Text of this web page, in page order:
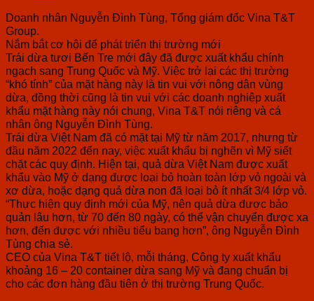
Doanh nhân Nguyễn Đình Tùng, Tổng giám đốc Vina T&T
Group.
Nắm bắt cơ hội để phát triển thị trường mới
Trái dừa tươi Bến Tre mới đây đã được xuất khẩu chính
ngạch sang Trung Quốc và Mỹ. Việc trở lại các thị trường
“khó tính” của mặt hàng này là tin vui với nông dân vùng
dừa, đồng thời cũng là tin vui với các doanh nghiệp xuất
khẩu mặt hàng này nói chung, Vina T&T nói riêng và cá
nhân ông Nguyễn Đình Tùng.
Trái dừa Việt Nam đã có mặt tại Mỹ từ năm 2017, nhưng từ
đầu năm 2022 đến nay, việc xuất khẩu bị nghẽn vì Mỹ siết
chặt các quy định. Hiện tại, quả dừa Việt Nam được xuất
khẩu vào Mỹ ở dạng được loại bỏ hoàn toàn lớp vỏ ngoài và
xơ dừa, hoặc dạng quả dừa non đã loại bỏ ít nhất 3/4 lớp vỏ.
“Thực hiện quy định mới của Mỹ, nên quả dừa được bảo
quản lâu hơn, từ 70 đến 80 ngày, có thể vận chuyển được xa
hơn, đến được với nhiều tiểu bang hơn”, ông Nguyễn Đình
Tùng chia sẻ.
CEO của Vina T&T tiết lộ, mỗi tháng, Công ty xuất khẩu
khoảng 16 – 20 container dừa sang Mỹ và đang chuẩn bị
cho các đơn hàng đầu tiên ở thị trường Trung Quốc.